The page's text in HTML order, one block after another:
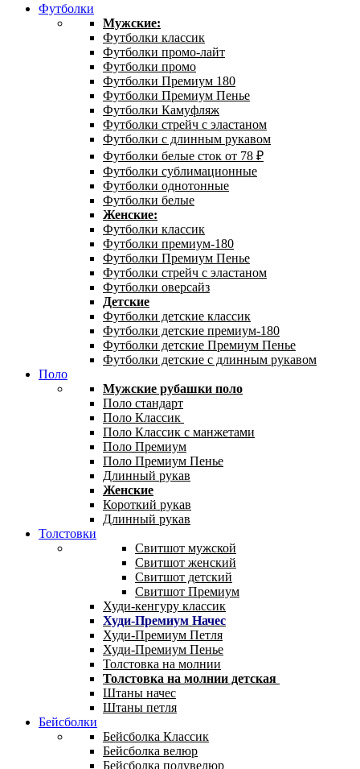
Футболки
Мужские:
Футболки классик
Футболки промо-лайт
Футболки промо
Футболки Премиум 180
Футболки Премиум Пенье
Футболки Камуфляж
Футболки стрейч с эластаном
Футболки с длинным рукавом
Футболки белые сток от 78 ₽
Футболки сублимационные
Футболки однотонные
Футболки белые
Женские:
Футболки классик
Футболки премиум-180
Футболки Премиум Пенье
Футболки стрейч с эластаном
Футболки оверсайз
Детские
Футболки детские классик
Футболки детские премиум-180
Футболки детские Премиум Пенье
Футболки детские с длинным рукавом
Поло
Мужские рубашки поло
Поло стандарт
Поло Классик
Поло Классик с манжетами
Поло Премиум
Поло Премиум Пенье
Длинный рукав
Женские
Короткий рукав
Длинный рукав
Толстовки
Свитшот мужской
Свитшот женский
Свитшот детский
Свитшот Премиум
Худи-кенгуру классик
Худи-Премиум Начес
Худи-Премиум Петля
Худи-Премиум Пенье
Толстовка на молнии
Толстовка на молнии детская
Штаны начес
Штаны петля
Бейсболки
Бейсболка Классик
Бейсболка велюр
Бейсболка полувелюр